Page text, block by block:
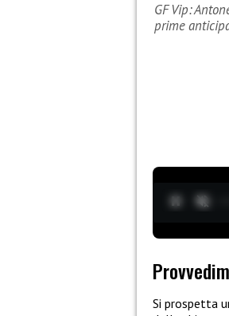
GF Vip:
prime
Si prospetta